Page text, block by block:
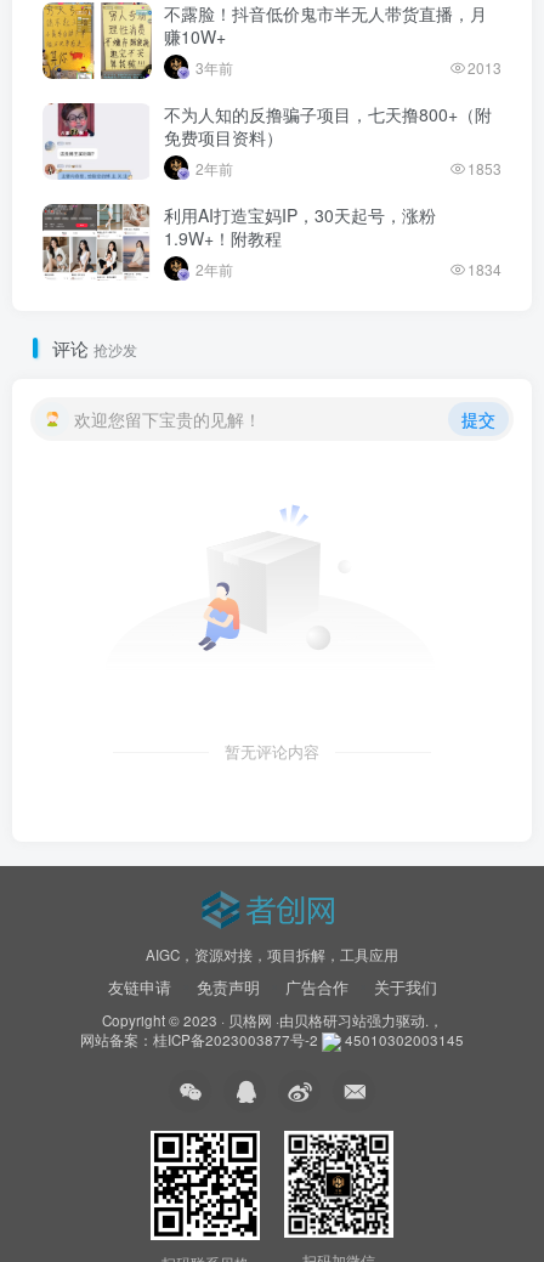
不露脸！抖音低价鬼市半无人带货直播，月
赚10W+
3年前 2013
不为人知的反撸骗子项目，七天撸800+（附
免费项目资料）
2年前 1853
利用AI打造宝妈IP，30天起号，涨粉
1.9W+！附教程
2年前 1834
评论 抢沙发
欢迎您留下宝贵的见解！ 提交
暂无评论内容
AIGC，资源对接，项目拆解，工具应用
友链申请 免责声明 广告合作 关于我们
Copyright © 2023 · 贝格网 ·由贝格研习站强力驱动.，
网站备案： 桂ICP备2023003877号-2 45010302003145